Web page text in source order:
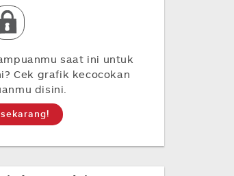
saat ini untuk
Cek grafik kecocokan
disini.